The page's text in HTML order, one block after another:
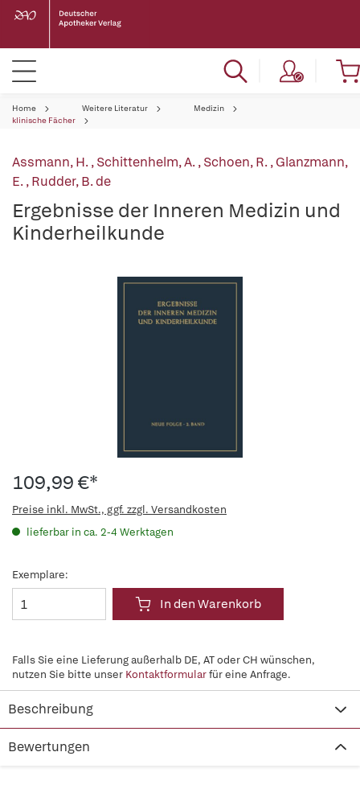
Home Weitere Literatur
Medizin
klinische Fächer
Assmann, H.,Schittenhelm, A.,Schoen, R.,Glanzmann,
E.,Rudder, B. de
Ergebnisse der Inneren Medizin und
Kinderheilkunde
109,99 €*
Preise inkl. MwSt., ggf. zzgl. Versandkosten
lieferbar in ca. 2-4 Werktagen
Exemplare:
In den Warenkorb
Falls Sie eine Lieferung außerhalb DE, AT oder CH wünschen,
nutzen Sie bitte unser Kontaktformularfür eine Anfrage.
Beschreibung
Bewertungen